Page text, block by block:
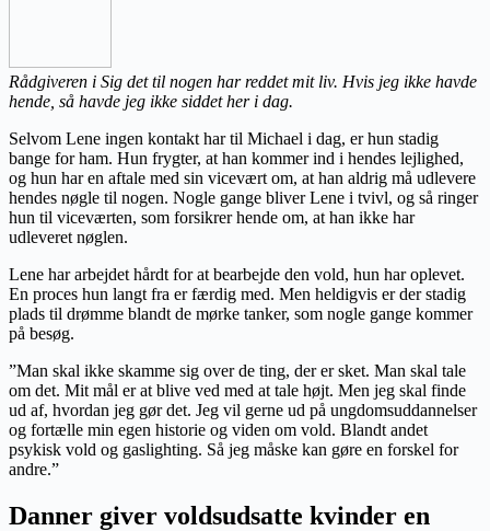
Rådgiveren i Sig det til nogen har reddet mit liv. Hvis jeg ikke havde
hende, så havde jeg ikke siddet her i dag.
Selvom Lene ingen kontakt har til Michael i dag, er hun stadig
bange for ham. Hun frygter, at han kommer ind i hendes lejlighed,
og hun har en aftale med sin vicevært om, at han aldrig må udlevere
hendes nøgle til nogen. Nogle gange bliver Lene i tvivl, og så ringer
hun til viceværten, som forsikrer hende om, at han ikke har
udleveret nøglen.
Lene har arbejdet hårdt for at bearbejde den vold, hun har oplevet.
En proces hun langt fra er færdig med. Men heldigvis er der stadig
plads til drømme blandt de mørke tanker, som nogle gange kommer
på besøg.
”Man skal ikke skamme sig over de ting, der er sket. Man skal tale
om det. Mit mål er at blive ved med at tale højt. Men jeg skal finde
ud af, hvordan jeg gør det. Jeg vil gerne ud på ungdomsuddannelser
og fortælle min egen historie og viden om vold. Blandt andet
psykisk vold og gaslighting. Så jeg måske kan gøre en forskel for
andre.”
Danner giver voldsudsatte kvinder en